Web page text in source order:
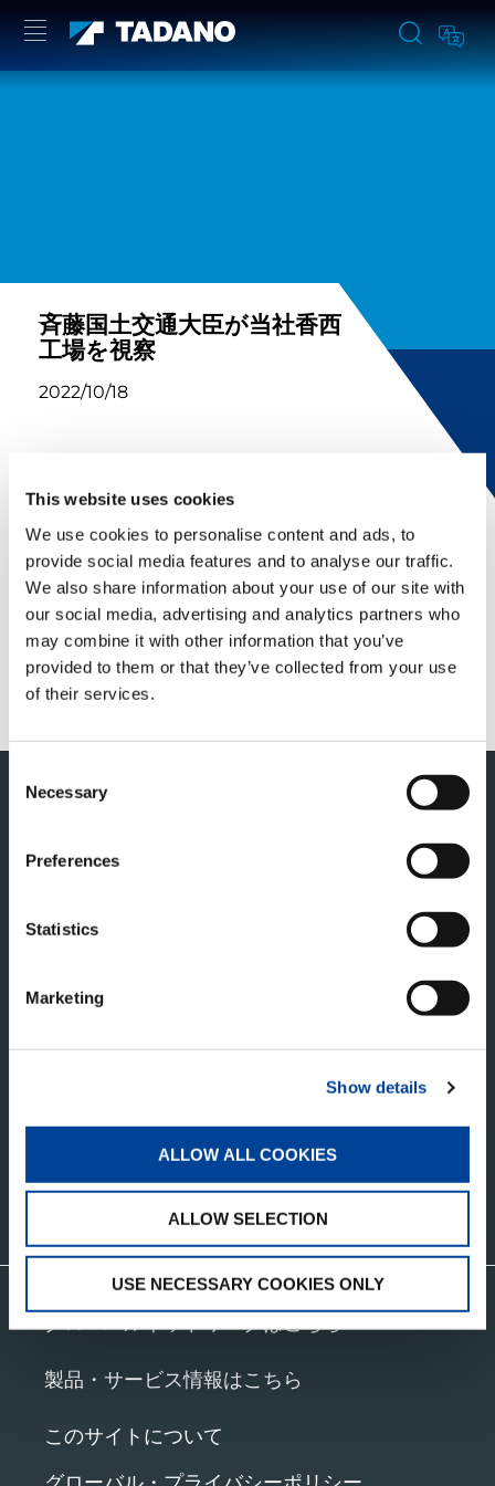
This website uses cookies
We use cookies to personalise content and ads, to
provide social media features and to analyse our traffic.
We also share information about your use of our site with
our social media, advertising and analytics partners who
may combine it with other information that you’ve
provided to them or that they’ve collected from your use
of their services.
Selection
Necessary
Preferences
Statistics
Marketing
Show details
ALLOW ALL COOKIES
ALLOW SELECTION
USE NECESSARY COOKIES ONLY
斉藤国土交通大臣が当社香西
工場を視察
2022/10/18
１０月１５日（土）に斉藤鉄夫国土交通大臣がタダ
詳しくは以下のリンクをご覧ください。
斉藤国土交通大臣が当社香西
工場を視察
このページの先頭へ
タダノ・コーポレートサイト
グローバルネットワークはこちら
製品・サービス情報はこちら
このサイトについて